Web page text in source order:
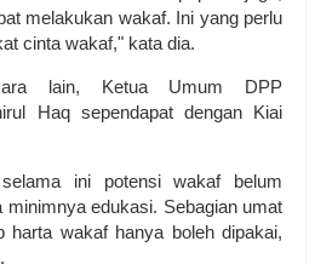
melakukan wakaf. Ini yang perlu
cinta wakaf," kata dia.
lain, Ketua Umum DPP
Haq sependapat dengan Kiai
ini potensi wakaf belum
edukasi. Sebagian umat
harta wakaf hanya boleh dipakai,